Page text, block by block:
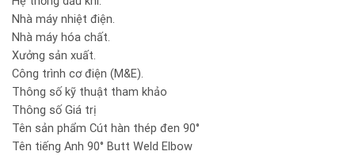
Nhà máy nhiệt điện.
Nhà máy hóa chất.
Xưởng sản xuất.
Công trình cơ điện (M&E).
Thông số kỹ thuật tham khảo
Thông số Giá trị
Tên sản phẩm Cút hàn thép đen 90°
Tên tiếng Anh 90° Butt Weld Elbow